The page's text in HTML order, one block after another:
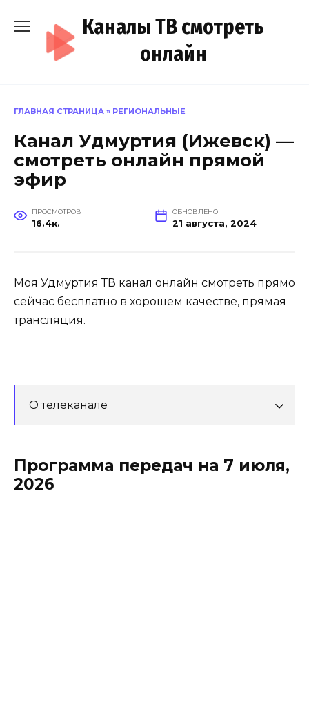
содержанию
Каналы ТВ смотреть
онлайн
ГЛАВНАЯ СТРАНИЦА » РЕГИОНАЛЬНЫЕ
Канал Удмуртия (Ижевск) —
смотреть онлайн прямой
эфир
ПРОСМОТРОВ
16.4к.
ОБНОВЛЕНО
21 августа, 2024
Моя Удмуртия ТВ канал онлайн смотреть прямо
сейчас бесплатно в хорошем качестве, прямая
трансляция.
О телеканале
Программа передач на 7 июля,
2026